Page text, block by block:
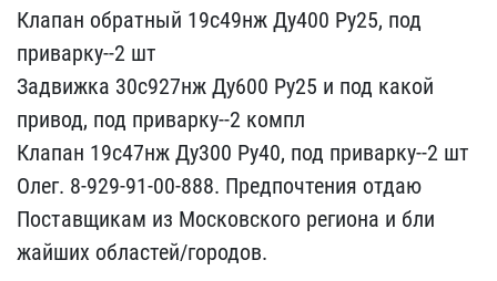
Клапан обратный ​19с49нж Ду400 Ру25, под ​
приварку--2 шт
Задвижка​ 30с927нж Ду600 Ру25 и п​од какой
привод, под пр​иварку--2 компл
Клапан 1​9с47нж Ду300 Pу40, под п​риварку--2 шт
Олег. 8-92​9-91-00-888. Предпочтени​я отдаю
Поставщикам из М​осковского региона и бли​
жайших областей/городов.